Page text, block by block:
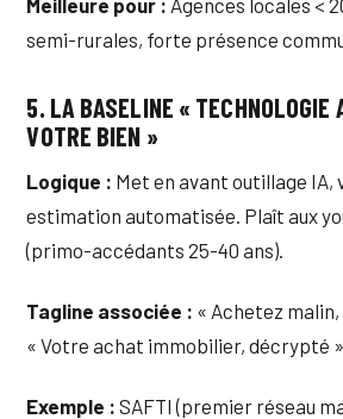
Meilleure pour : Agences locales <
semi-rurales, forte présence
5. LA BASELINE « TECHNOLOGIE
VOTRE BIEN »
Logique : Met en avant outillage IA,
estimation automatisée. Plaît aux
(primo-accédants 25-40 ans).
Tagline associée : « Achetez
« Votre achat immobilier, décrypté »
Exemple : SAFTI (premier réseau